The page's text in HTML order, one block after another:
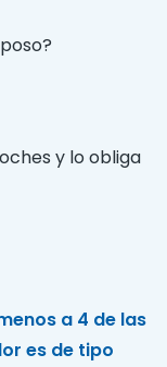
y lo obliga
a 4 de las
es de tipo